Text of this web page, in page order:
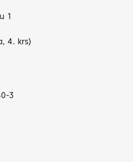
1
4. krs)
3